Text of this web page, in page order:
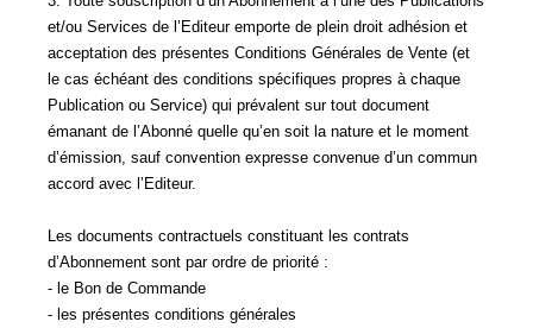
et/ou Services de l’Editeur emporte de plein droit adhésion et
acceptation des présentes Conditions Générales de Vente (et
le cas échéant des conditions spécifiques propres à chaque
Publication ou Service) qui prévalent sur tout document
émanant de l’Abonné quelle qu’en soit la nature et le moment
d’émission, sauf convention expresse convenue d’un commun
accord avec l’Editeur.
Les documents contractuels constituant les contrats
d’Abonnement sont par ordre de priorité :
- le Bon de Commande
- les présentes conditions générales